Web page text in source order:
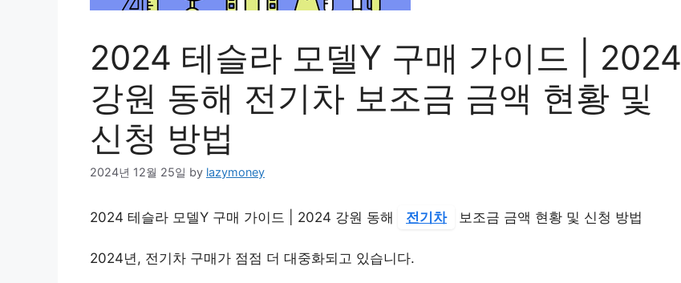
2024 테슬라 모델Y 구매 가이드 | 2024
강원 동해 전기차 보조금 금액 현황 및
신청 방법
2024년 12월 25일 by lazymoney
2024 테슬라 모델Y 구매 가이드 | 2024 강원 동해 전기차 보조금 금액 현황 및 신청 방법
2024년, 전기차 구매가 점점 더 대중화되고 있습니다.